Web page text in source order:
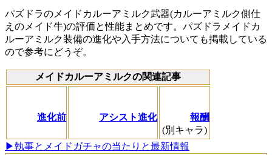
パズドラのメイドカルーアミルク武器(カルーアミルク側仕
えのメイド牛)の評価と性能まとめです。パズドラメイドカ
ルーアミルク装備の進化や入手方法についても掲載している
ので参考にどうぞ。
メイドカルーアミルクの関連記事
進化前 アシスト進化
報酬
(別キャラ)
▶執事とメイドガチャの当たりと最新情報